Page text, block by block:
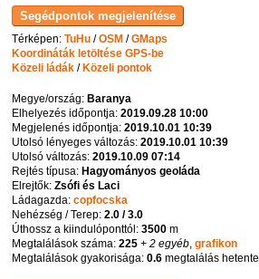
Térképen:TuHu /OSM /GMaps
Koordináták letöltése GPS-be
Közeli ládák /Közeli pontok
Megye/ország:Baranya
Elhelyezés időpontja:2019.09.28 10:00
Megjelenés időpontja:2019.10.01 10:39
Utolsó lényeges változás:2019.10.01 10:39
Utolsó változás:2019.10.09 07:14
Rejtés típusa:Hagyományos geoláda
Elrejtők:Zsófi és Laci
Ládagazda:copfocska
Nehézség / Terep:2.0 / 3.0
Úthossz a kiindulóponttól:3500 m
Megtalálások száma:225 + 2 egyéb ,grafikon
Megtalálások gyakorisága:0.6 megtalálás hetente